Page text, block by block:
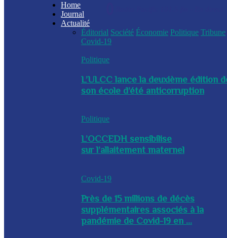
Home
Journal
Actualité
Éditorial Société Économie Politique Tribune
Covid-19
Politique
L’ULCC lance la deuxième édition
son école d’été anticorruption
Politique
L’OCCEDH sensibilise
sur l’allaitement maternel
Covid-19
Près de 15 millions de décès
supplémentaires associés à la
pandémie de Covid-19 en ...